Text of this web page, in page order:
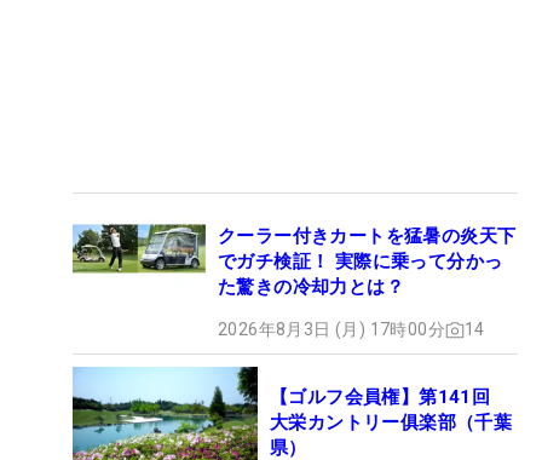
クーラー付きカートを猛暑の炎天下
でガチ検証！ 実際に乗って分かっ
た驚きの冷却力とは？
2026年8月3日 (月) 17時00分 14
【ゴルフ会員権】第141回
大栄カントリー俱楽部（千葉
県）